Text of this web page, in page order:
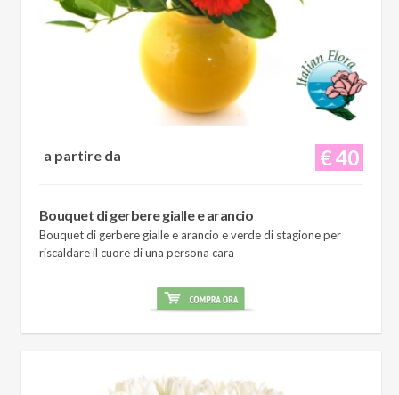
€ 40
a partire da
Bouquet di gerbere gialle e arancio
Bouquet di gerbere gialle e arancio e verde di stagione per
riscaldare il cuore di una persona cara